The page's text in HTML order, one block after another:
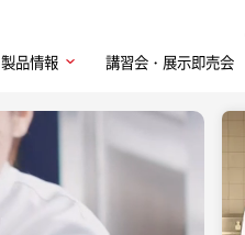
製品情報 講習会・展示即売会